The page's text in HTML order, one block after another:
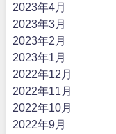
2023年4月
2023年3月
2023年2月
2023年1月
2022年12月
2022年11月
2022年10月
2022年9月